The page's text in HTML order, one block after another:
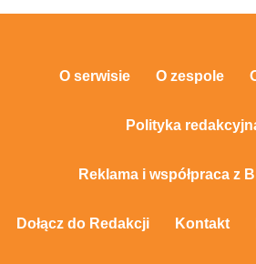
O serwisie O zespole
Polityka
Reklama i współpraca z
Dołącz do Redakcji Kontakt